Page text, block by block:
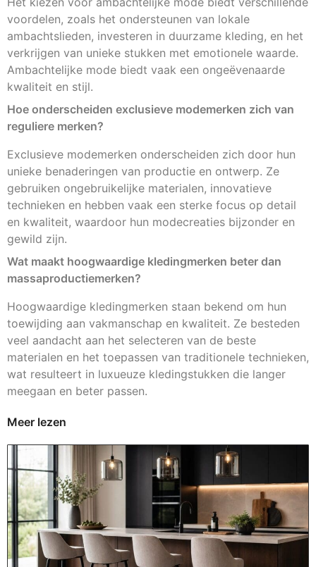
voordelen, zoals het ondersteunen van lokale
ambachtslieden, investeren in duurzame kleding, en het
verkrijgen van unieke stukken met emotionele waarde.
Ambachtelijke mode biedt vaak een ongeëvenaarde
kwaliteit en stijl.
Hoe onderscheiden exclusieve modemerken zich van
reguliere merken?
Exclusieve modemerken onderscheiden zich door hun
unieke benaderingen van productie en ontwerp. Ze
gebruiken ongebruikelijke materialen, innovatieve
technieken en hebben vaak een sterke focus op detail
en kwaliteit, waardoor hun modecreaties bijzonder en
gewild zijn.
Wat maakt hoogwaardige kledingmerken beter dan
massaproductiemerken?
Hoogwaardige kledingmerken staan bekend om hun
toewijding aan vakmanschap en kwaliteit. Ze besteden
veel aandacht aan het selecteren van de beste
materialen en het toepassen van traditionele technieken,
wat resulteert in luxueuze kledingstukken die langer
meegaan en beter passen.
Meer lezen